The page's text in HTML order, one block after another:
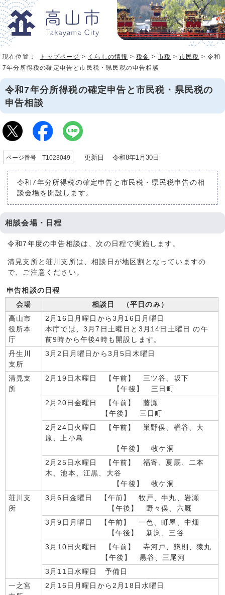
現在位置： トップページ > くらしの情報 >税金 >市税 >市民税 > 令和
7年分所得税の確定申告と市民税・県民税の申告相談
令和7年分所得税の確定申告と市民税・県民税の
申告相談
ページ番号 T1023049 更新日 令和8年1月30日
令和7年分所得税の確定申告と市民税・県民税申告の相
談会場を開設します。
相談会場・日程
令和7年度の申告相談は、次の日程で実施します。
清見支所と荘川支所は、相談日が地区割となっていますの
で、ご注意ください。
申告相談の日程
会場
相談日 （平日のみ）
高山市
役所本
庁
2月16日月曜日から3月16日月曜日
本庁では、3月7日土曜日と3月14日土曜日 の午
前9時から午後4時も開設します。
丹生川
支所
3月2日月曜日から3月5日木曜日
清見支
所
2月19日木曜日 【午前】 三ツ谷、坂下
【午後】 三日町
2月20日金曜日 【午前】 藤瀬
【午後】 三日町
2月24日火曜日 【午前】 巣野俣、楢谷、大
原、上小鳥
【午後】 牧ケ洞
2月25日水曜日 【午前】 福寄、夏厩、二本
木、池本、江黒、大谷
【午後】 牧ケ洞
荘川支
所
3月6日金曜日 【午前】 牧戸、牛丸、岩瀬
【午後】 野々俣、六厩
3月9日月曜日 【午前】 一色、町屋、中畑
【午後】 新渕、三谷
3月10日火曜日 【午前】 寺河戸、惣則、猿丸
【午後】 黒谷、三尾河
3月11日水曜日 予備日
一之宮
2月16日月曜日から2月18日水曜日